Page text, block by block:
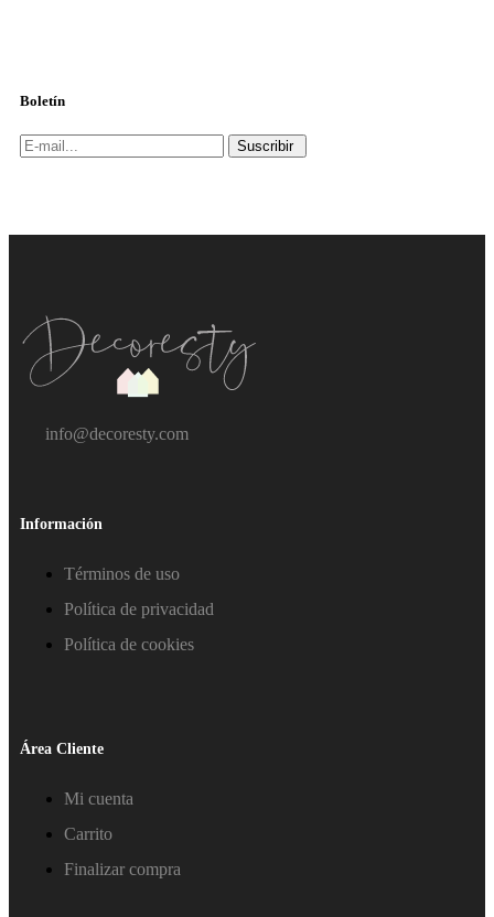
Boletín
Suscribir
info@decoresty.com
Información
Términos de uso
Política de privacidad
Política de cookies
Área Cliente
Mi cuenta
Carrito
Finalizar compra